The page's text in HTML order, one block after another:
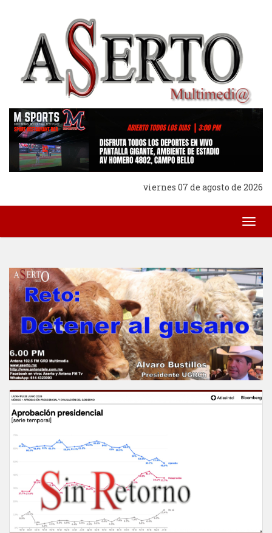
viernes 07 de agosto de 2026